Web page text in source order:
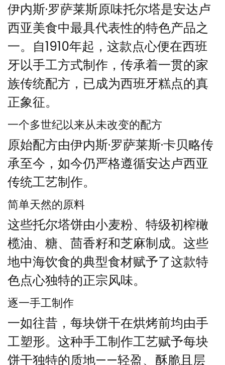
伊内斯·罗萨莱斯原味托尔塔是安达卢
西亚美食中最具代表性的特色产品之
一。自1910年起，这款点心便在西班
牙以手工方式制作，传承着一贯的家
族传统配方，已成为西班牙糕点的真
正象征。
一个多世纪以来从未改变的配方
原始配方由伊内斯·罗萨莱斯·卡贝略传
承至今，如今仍严格遵循安达卢西亚
传统工艺制作。
简单天然的原料
这些托尔塔饼由小麦粉、特级初榨橄
榄油、糖、茴香籽和芝麻制成。这些
地中海饮食的典型食材赋予了这款特
色点心独特的正宗风味。
逐一手工制作
一如往昔，每块饼干在烘烤前均由手
工塑形。这种手工制作工艺赋予每块
饼干独特的质地——轻盈、酥脆且层